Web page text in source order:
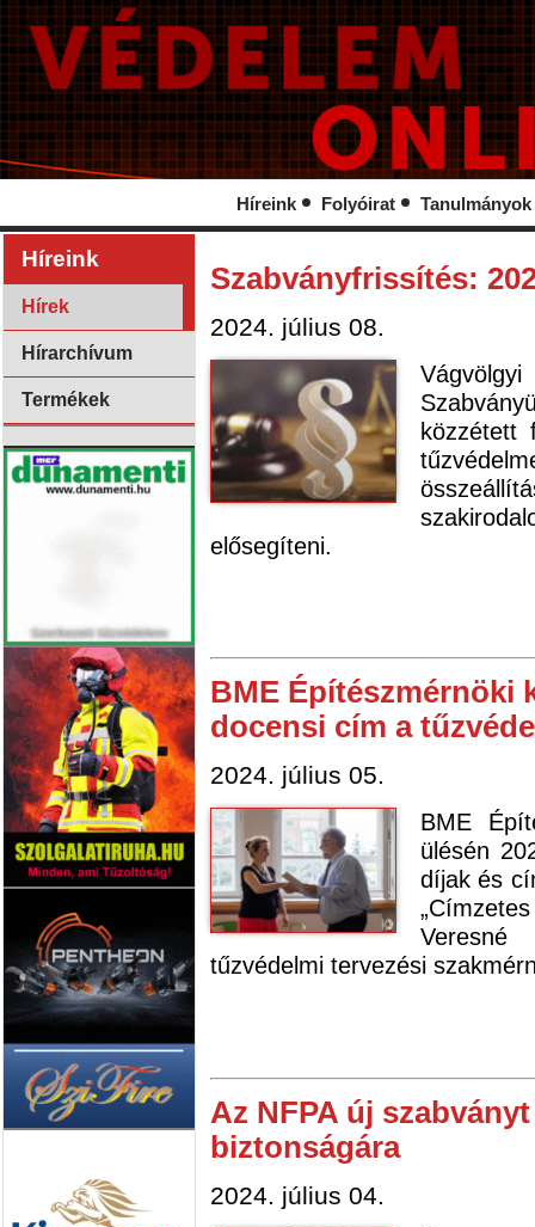
Híreink Folyóirat Tanulmányok
Híreink
Hírek
Hírarchívum
Termékek
Szabványfrissítés:
2024. július 08.
közzétett
elősegíteni.
BME Építészmérnöki
docensi cím a
2024. július 05.
BME
ülésén
díjak és
tűzvédelmi tervezési
Az NFPA új
biztonságára
2024. július 04.